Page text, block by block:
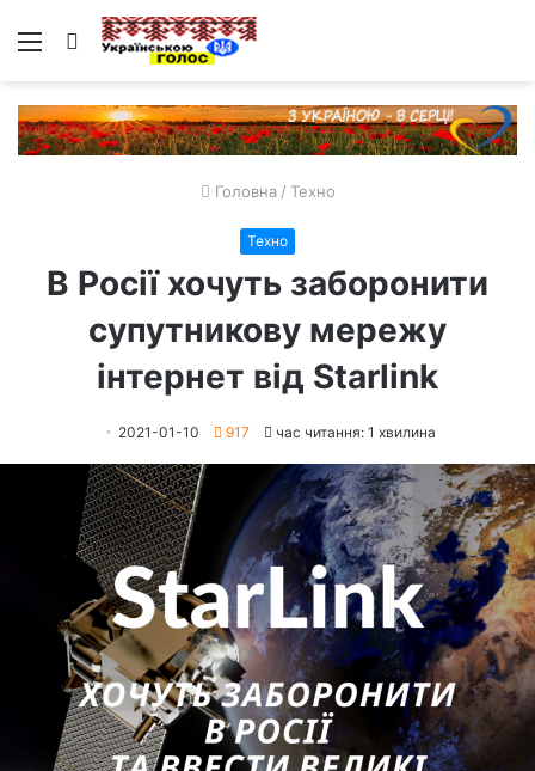
Меню Пошук
Головна / Техно
Техно
В Росії хочуть заборонити
супутникову мережу
інтернет від Starlink
2021-01-10 917 час читання: 1 хвилина